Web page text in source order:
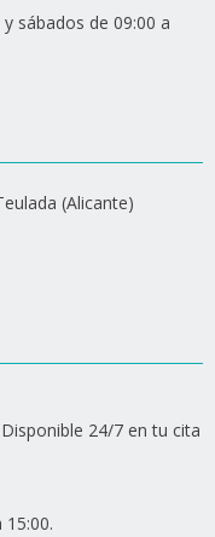
sábados de 09:00 a
(Alicante)
24/7 en tu cita
15:00.